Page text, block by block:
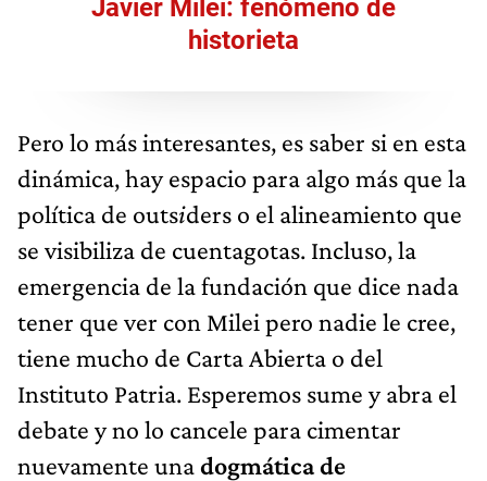
Javier Milei: fenómeno de
historieta
Pero lo más interesantes, es saber si en esta
dinámica, hay espacio para algo más que la
política de outsiders o el alineamiento que
se visibiliza de cuentagotas. Incluso, la
emergencia de la fundación que dice nada
tener que ver con Milei pero nadie le cree,
tiene mucho de Carta Abierta o del
Instituto Patria. Esperemos sume y abra el
debate y no lo cancele para cimentar
nuevamente unadogmática de